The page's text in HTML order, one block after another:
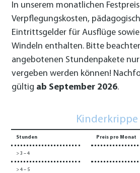
In unserem monatlichen
Verpflegungskosten,
Eintrittsgelder für Ausflüge
Windeln enthalten. Bitte
angebotenen Stundenpakete
vergeben werden können!
gültig ab September 2026.
Kinderkrippe
Stunden Preis pro Monat
> 3 – 4
> 4 – 5